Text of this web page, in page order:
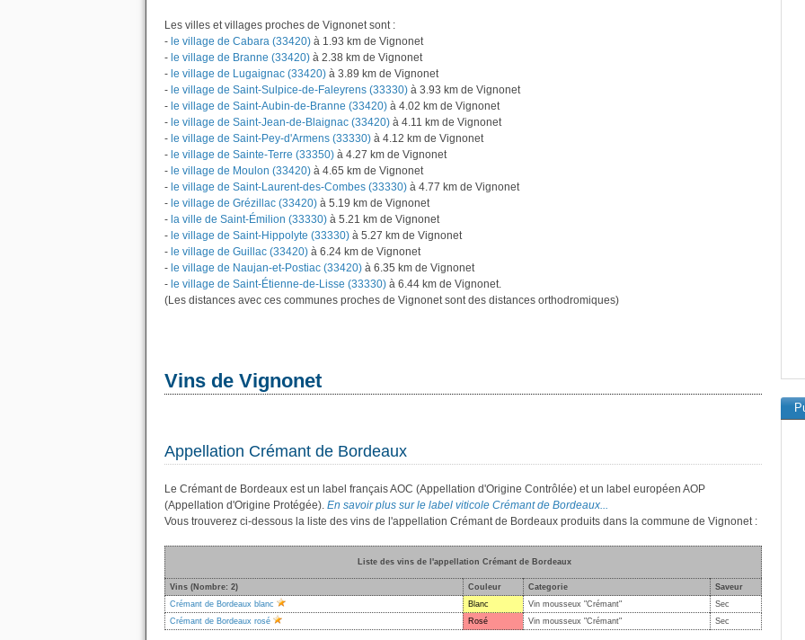
Les villes et villages proches de Vignonet sont :
- le village de Cabara (33420) à 1.93 km de Vignonet
- le village de Branne (33420) à 2.38 km de Vignonet
- le village de Lugaignac (33420) à 3.89 km de Vignonet
- le village de Saint-Sulpice-de-Faleyrens (33330) à 3.93 km de Vignonet
- le village de Saint-Aubin-de-Branne (33420) à 4.02 km de Vignonet
- le village de Saint-Jean-de-Blaignac (33420) à 4.11 km de Vignonet
- le village de Saint-Pey-d'Armens (33330) à 4.12 km de Vignonet
- le village de Sainte-Terre (33350) à 4.27 km de Vignonet
- le village de Moulon (33420) à 4.65 km de Vignonet
- le village de Saint-Laurent-des-Combes (33330) à 4.77 km de Vignonet
- le village de Grézillac (33420) à 5.19 km de Vignonet
- la ville de Saint-Émilion (33330) à 5.21 km de Vignonet
- le village de Saint-Hippolyte (33330) à 5.27 km de Vignonet
- le village de Guillac (33420) à 6.24 km de Vignonet
- le village de Naujan-et-Postiac (33420) à 6.35 km de Vignonet
- le village de Saint-Étienne-de-Lisse (33330) à 6.44 km de Vignonet.
(Les distances avec ces communes proches de Vignonet sont des distances orthodromiques)
Vins de Vignonet
Appellation Crémant de Bordeaux
Le Crémant de Bordeaux est un label français AOC (Appellation d'Origine Contrôlée) et un label européen AOP
(Appellation d'Origine Protégée). En savoir plus sur le label viticole Crémant de Bordeaux...
Vous trouverez ci-dessous la liste des vins de l'appellation Crémant de Bordeaux produits dans la commune de Vignonet :
Liste des vins de l'appellation Crémant de Bordeaux
Vins (Nombre: 2) Couleur Categorie
Saveur
Crémant de Bordeaux blanc
Blanc Vin mousseux "Crémant"
Sec
Crémant de Bordeaux rosé
Rosé Vin mousseux "Crémant" Sec